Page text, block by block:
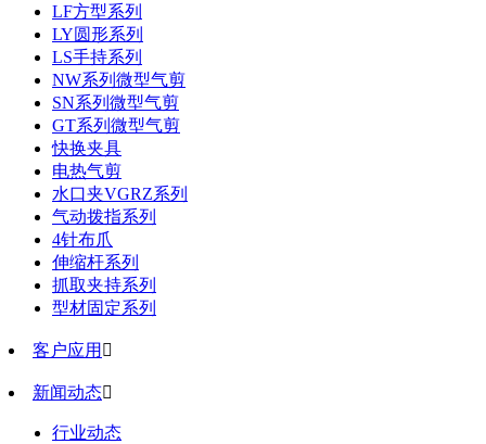
LF方型系列
LY圆形系列
LS手持系列
NW系列微型气剪
SN系列微型气剪
GT系列微型气剪
快换夹具
电热气剪
水口夹VGRZ系列
气动拨指系列
4针布爪
伸缩杆系列
抓取夹持系列
型材固定系列
客户应用 
新闻动态
行业动态